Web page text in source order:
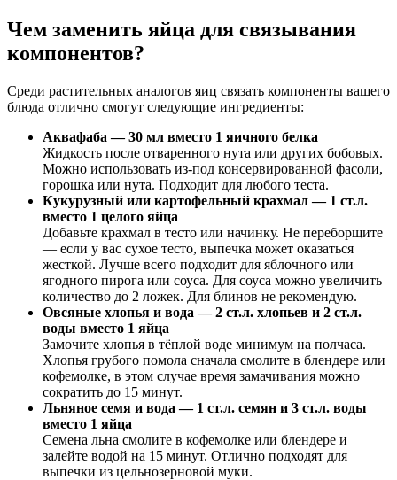
Чем заменить яйца для связывания
компонентов?
Среди растительных аналогов яиц связать компоненты вашего
блюда отлично смогут следующие ингредиенты:
Аквафаба — 30 мл вместо 1 яичного белка
Жидкость после отваренного нута или других бобовых.
Можно использовать из-под консервированной фасоли,
горошка или нута. Подходит для любого теста.
Кукурузный или картофельный крахмал — 1 ст.л.
вместо 1 целого яйца
Добавьте крахмал в тесто или начинку. Не переборщите
— если у вас сухое тесто, выпечка может оказаться
жесткой. Лучше всего подходит для яблочного или
ягодного пирога или соуса. Для соуса можно увеличить
количество до 2 ложек. Для блинов не рекомендую.
Овсяные хлопья и вода — 2 ст.л. хлопьев и 2 ст.л.
воды вместо 1 яйца
Замочите хлопья в тёплой воде минимум на полчаса.
Хлопья грубого помола сначала смолите в блендере или
кофемолке, в этом случае время замачивания можно
сократить до 15 минут.
Льняное семя и вода — 1 ст.л. семян и 3 ст.л. воды
вместо 1 яйца
Семена льна смолите в кофемолке или блендере и
залейте водой на 15 минут. Отлично подходят для
выпечки из цельнозерновой муки.